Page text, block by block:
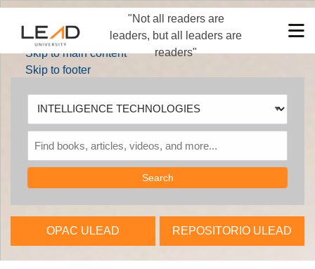
Skip to main navigation
Skip to search bar
Skip to main content
Skip to footer
"Not all readers are
leaders, but all leaders are
readers"
Type
TECHNOLOGIES
OPAC ULEAD REPOSITORIO ULEAD